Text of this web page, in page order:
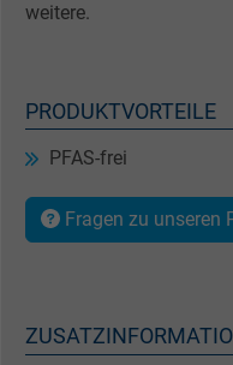
weitere.
PRODUKTVORTEILE
PFAS-frei
Fragen zu unseren